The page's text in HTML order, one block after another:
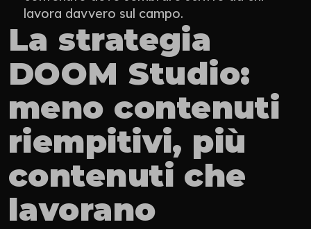
lavora davvero sul campo.
La strategia
DOOM Studio:
meno contenuti
riempitivi, più
contenuti che
lavorano